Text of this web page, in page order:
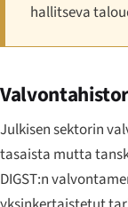
hallitseva
Julkisen sektorin
tasaista mutta
DIGST:n